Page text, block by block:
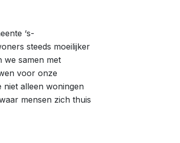
‘s-
steeds moeilijker
we samen met
voor onze
niet alleen woningen
mensen zich thuis